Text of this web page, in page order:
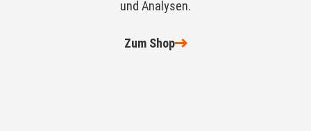
und Analysen.
Zum Shop